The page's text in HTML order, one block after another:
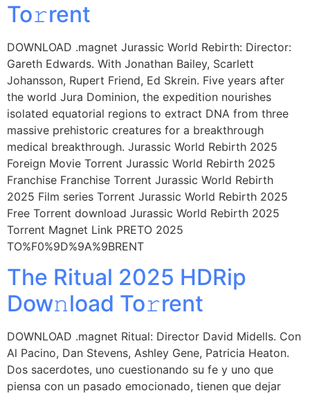
To𝚛rent
DOWNLOAD .magnet Jurassic World Rebirth: Director:
Gareth Edwards. With Jonathan Bailey, Scarlett
Johansson, Rupert Friend, Ed Skrein. Five years after
the world Jura Dominion, the expedition nourishes
isolated equatorial regions to extract DNA from three
massive prehistoric creatures for a breakthrough
medical breakthrough. Jurassic World Rebirth 2025
Foreign Movie Torrent Jurassic World Rebirth 2025
Franchise Franchise Torrent Jurassic World Rebirth
2025 Film series Torrent Jurassic World Rebirth 2025
Free Torrent download Jurassic World Rebirth 2025
Torrent Magnet Link PRETO 2025
TO%F0%9D%9A%9BRENT
The Ritual 2025 HDRip
Dow𝚗load To𝚛rent
DOWNLOAD .magnet Ritual: Director David Midells. Con
Al Pacino, Dan Stevens, Ashley Gene, Patricia Heaton.
Dos sacerdotes, uno cuestionando su fe y uno que
piensa con un pasado emocionado, tienen que dejar